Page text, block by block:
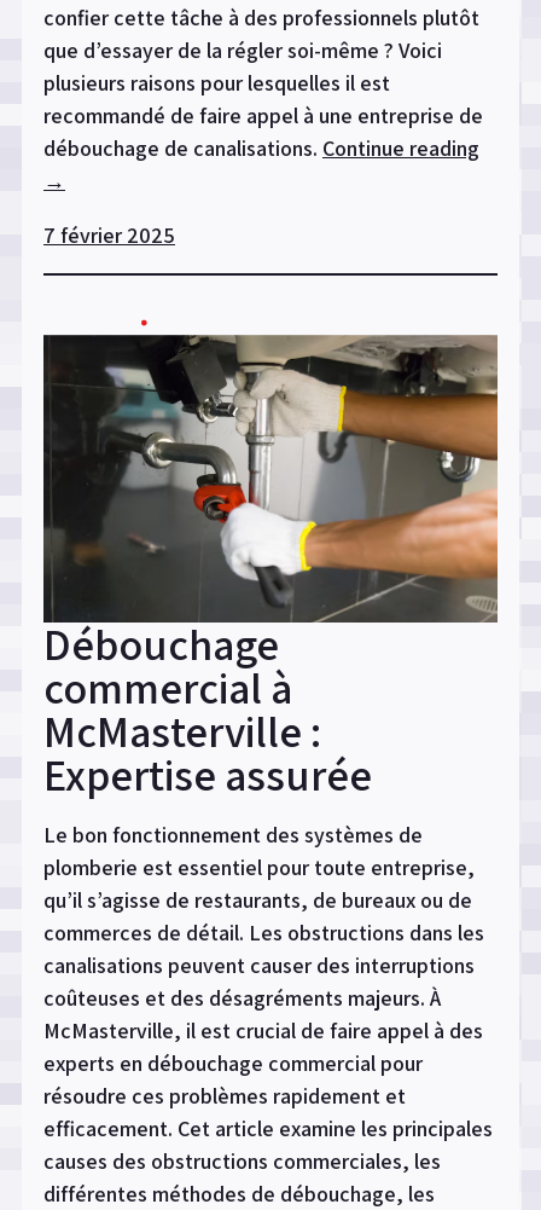
confier cette tâche à des professionnels plutôt
que d’essayer de la régler soi-même ? Voici
plusieurs raisons pour lesquelles il est
recommandé de faire appel à une entreprise de
débouchage de canalisations. Continue reading
une
de
de
→
7 février 2025
Débouchage
commercial à
McMasterville :
Expertise assurée
Le bon fonctionnement des systèmes de
plomberie est essentiel pour toute entreprise,
qu’il s’agisse de restaurants, de bureaux ou de
commerces de détail. Les obstructions dans les
canalisations peuvent causer des interruptions
coûteuses et des désagréments majeurs. À
McMasterville, il est crucial de faire appel à des
experts en débouchage commercial pour
résoudre ces problèmes rapidement et
efficacement. Cet article examine les principales
causes des obstructions commerciales, les
différentes méthodes de débouchage, les